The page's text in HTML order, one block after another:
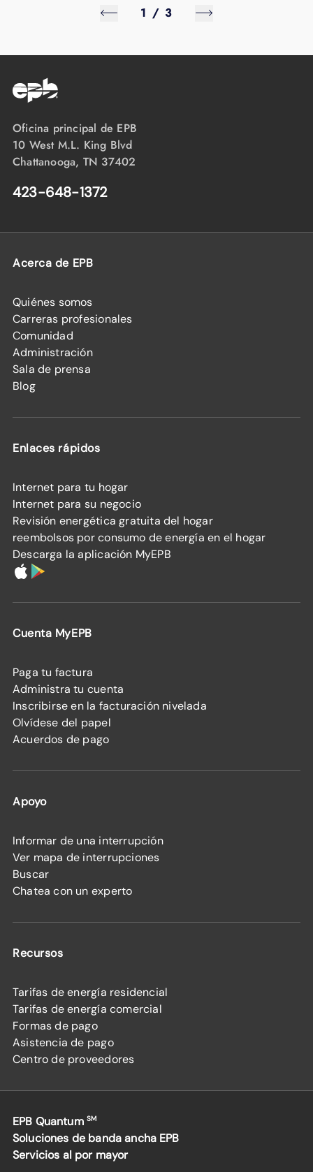
1 / 3
Oficina principal de EPB
10 West M.L. King Blvd
Chattanooga, TN 37402
423-648-1372
Acerca de EPB
Quiénes somos
Carreras profesionales
Comunidad
Administración
Sala de prensa
Blog
Enlaces rápidos
Internet para tu hogar
Internet para su negocio
Revisión energética gratuita del hogar
reembolsos por consumo de energía en el hogar
Descarga la aplicación MyEPB
Cuenta MyEPB
Paga tu factura
Administra tu cuenta
Inscribirse en la facturación nivelada
Olvídese del papel
Acuerdos de pago
Apoyo
Informar de una interrupción
Ver mapa de interrupciones
Buscar
Chatea con un experto
Recursos
Tarifas de energía residencial
Tarifas de energía comercial
Formas de pago
Asistencia de pago
Centro de proveedores
EPB Quantum SM
Soluciones de banda ancha EPB
Servicios al por mayor